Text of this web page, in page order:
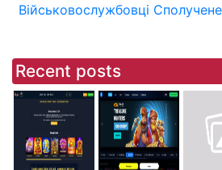
Військовослужбовці
Recent posts